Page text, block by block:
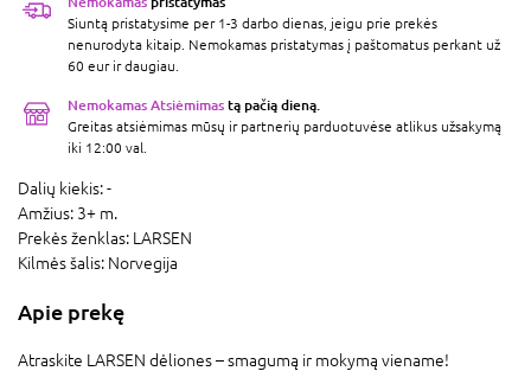
Siuntą pristatysime per 1-3 darbo dienas, jeigu prie prekės
nenurodyta kitaip. Nemokamas pristatymas į paštomatus perkant už
60 eur ir daugiau.
Nemokamas Atsiėmimas tą pačią dieną.
Greitas atsiėmimas mūsų ir partnerių parduotuvėse atlikus užsakymą
iki 12:00 val.
Dalių kiekis:-
Amžius: 3+ m.
Prekės ženklas: LARSEN
Kilmės šalis: Norvegija
Apie prekę
Atraskite LARSEN dėliones – smagumą ir mokymą viename!